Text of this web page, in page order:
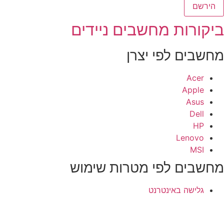
הירשם
מחשבים ניידים
לפי יצרן
Acer
Apple
Asus
Dell
HP
Lenovo
MSI
לפי מטרות שימוש
גלישה באינטרנט